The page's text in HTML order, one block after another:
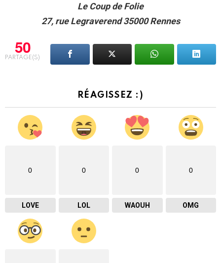
Le Coup de Folie
27, rue Legraverend 35000 Rennes
50
PARTAGE(S)
RÉAGISSEZ :)
0
LOVE
0
LOL
0
WAOUH
0
OMG